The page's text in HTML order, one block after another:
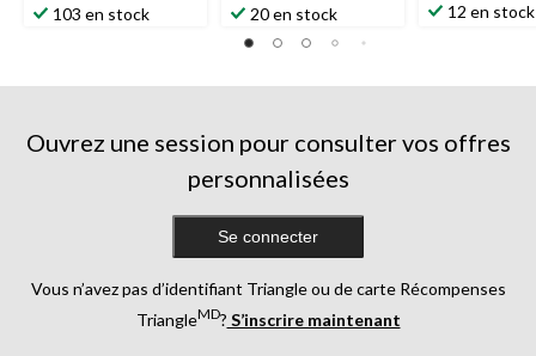
103 en stock 20 en stock 12 en stock
Ouvrez une session pour consulter vos offres
personnalisées
Se connecter
Vous n’avez pas d’identifiant Triangle ou de carte Récompenses
TriangleMD? S’inscrire maintenant